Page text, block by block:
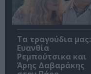
Τα τραγούδια μας:
Ευανθία
Ρεμπούτσικα και
Άρης Δαβαράκης